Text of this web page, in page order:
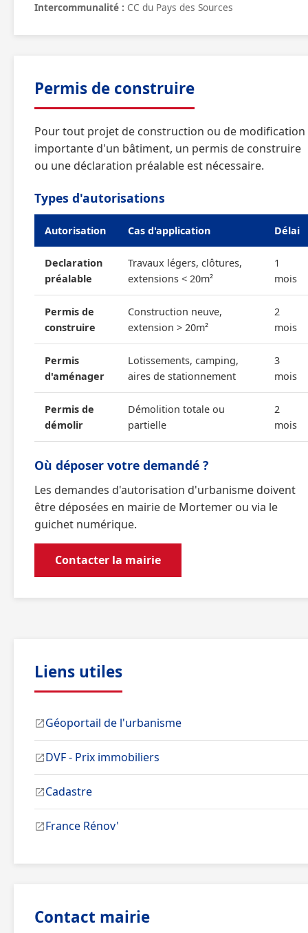
Intercommunalité : CC du Pays des Sources
Permis de construire
Pour tout projet de construction ou de modification
importante d'un bâtiment, un permis de construire
ou une déclaration préalable est nécessaire.
Types d'autorisations
Autorisation Cas d'application Délai
Declaration
préalable
Travaux légers, clôtures,
extensions < 20m²
1
mois
Permis de
construire
Construction neuve,
extension > 20m²
2
mois
Permis
d'aménager
Lotissements, camping,
aires de stationnement
3
mois
Permis de
démolir
Démolition totale ou
partielle
2
mois
Où déposer votre demandé ?
Les demandes d'autorisation d'urbanisme doivent
être déposées en mairie de Mortemer ou via le
guichet numérique.
Contacter la mairie
Liens utiles
Géoportail de l'urbanisme
DVF - Prix immobiliers
Cadastre
France Rénov'
Contact mairie